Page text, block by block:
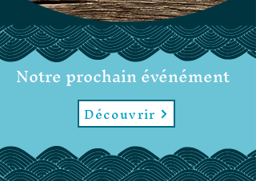
Notre prochain événément
Découvrir